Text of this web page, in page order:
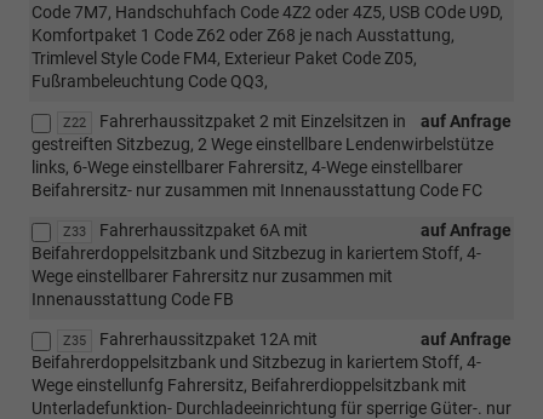
Code 7M7, Handschuhfach Code 4Z2 oder 4Z5, USB COde U9D,
Komfortpaket 1 Code Z62 oder Z68 je nach Ausstattung,
Trimlevel Style Code FM4, Exterieur Paket Code Z05,
Fußrambeleuchtung Code QQ3,
Z22 auf Anfrage
Fahrerhaussitzpaket 2 mit Einzelsitzen in
gestreiften Sitzbezug, 2 Wege einstellbare Lendenwirbelstütze
links, 6-Wege einstellbarer Fahrersitz, 4-Wege einstellbarer
Beifahrersitz- nur zusammen mit Innenausstattung Code FC
Z33 auf Anfrage
Fahrerhaussitzpaket 6A mit
Beifahrerdoppelsitzbank und Sitzbezug in kariertem Stoff, 4-
Wege einstellbarer Fahrersitz nur zusammen mit
Innenausstattung Code FB
Z35 auf Anfrage
Fahrerhaussitzpaket 12A mit
Beifahrerdoppelsitzbank und Sitzbezug in kariertem Stoff, 4-
Wege einstellunfg Fahrersitz, Beifahrerdioppelsitzbank mit
Unterladefunktion- Durchladeeinrichtung für sperrige Güter-. nur